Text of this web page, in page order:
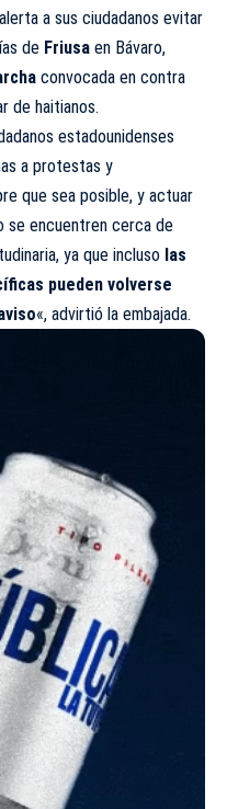
a sus ciudadanos evitar
de Friusa en Bávaro,
convocada en contra
de haitianos.
estadounidenses
a protestas y
que sea posible, y actuar
se encuentren cerca de
ya que incluso las
pueden volverse
«, advirtió la embajada.